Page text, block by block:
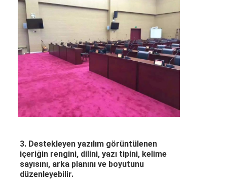
3. Destekleyen yazılım görüntülenen
içeriğin rengini, dilini, yazı tipini, kelime
sayısını, arka planını ve boyutunu
düzenleyebilir.